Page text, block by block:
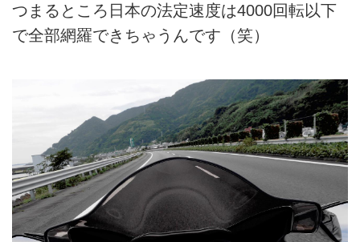
つまるところ日本の法定速度は4000回転以下
で全部網羅できちゃうんです（笑）